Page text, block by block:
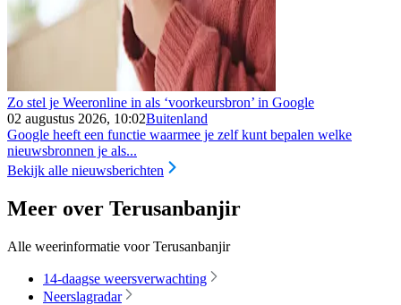
Zo stel je Weeronline in als ‘voorkeursbron’ in Google
02 augustus 2026, 10:02Buitenland
Google heeft een functie waarmee je zelf kunt bepalen welke
nieuwsbronnen je als...
Bekijk alle nieuwsberichten
Meer over Terusanbanjir
Alle weerinformatie voor Terusanbanjir
14-daagse weersverwachting
Neerslagradar